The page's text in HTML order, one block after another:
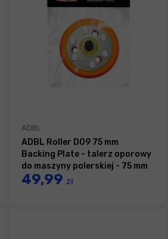
ADBL
ADBL Roller D09 75 mm
Backing Plate - talerz oporowy
do maszyny polerskiej - 75 mm
49,99 zł